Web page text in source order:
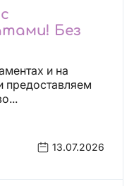
Без
и на
13.07.2026